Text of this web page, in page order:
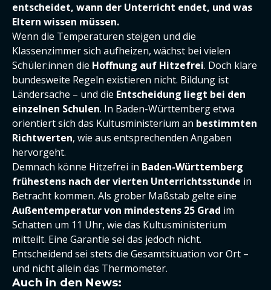
entscheidet, wann der Unterricht endet, und was
Eltern wissen müssen.
Wenn die Temperaturen steigen und die
Klassenzimmer sich aufheizen, wächst bei vielen
Schüler:innen die Hoffnung auf Hitzefrei. Doch klare
bundesweite Regeln existieren nicht. Bildung ist
Ländersache – und die Entscheidung liegt bei den
einzelnen Schulen. In Baden-Württemberg etwa
orientiert sich das Kultusministerium an bestimmten
Richtwerten, wie aus entsprechenden Angaben
hervorgeht.
Demnach könne Hitzefrei in Baden-Württemberg
frühestens nach der vierten Unterrichtsstunde in
Betracht kommen. Als grober Maßstab gelte eine
Außentemperatur von mindestens 25 Grad im
Schatten um 11 Uhr, wie das Kultusministerium
mitteilt. Eine Garantie sei das jedoch nicht.
Entscheidend sei stets die Gesamtsituation vor Ort –
und nicht allein das Thermometer.
Auch in den News: